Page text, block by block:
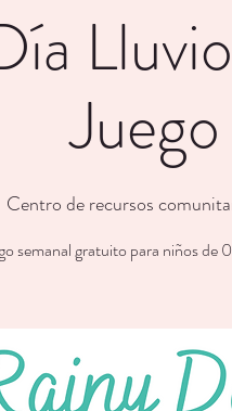
Juego
Centro de recursos
semanal gratuito para niños de